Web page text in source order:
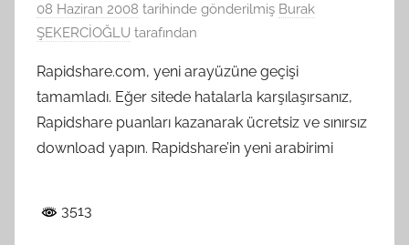
08 Haziran 2008 tarihinde gönderilmiş Burak
ŞEKERCİOĞLU tarafından
Rapidshare.com, yeni arayüzüne geçişi
tamamladı. Eğer sitede hatalarla karşılaşırsanız,
Rapidshare puanları kazanarak ücretsiz ve sınırsız
download yapın. Rapidshare’in yeni arabirimi
3513